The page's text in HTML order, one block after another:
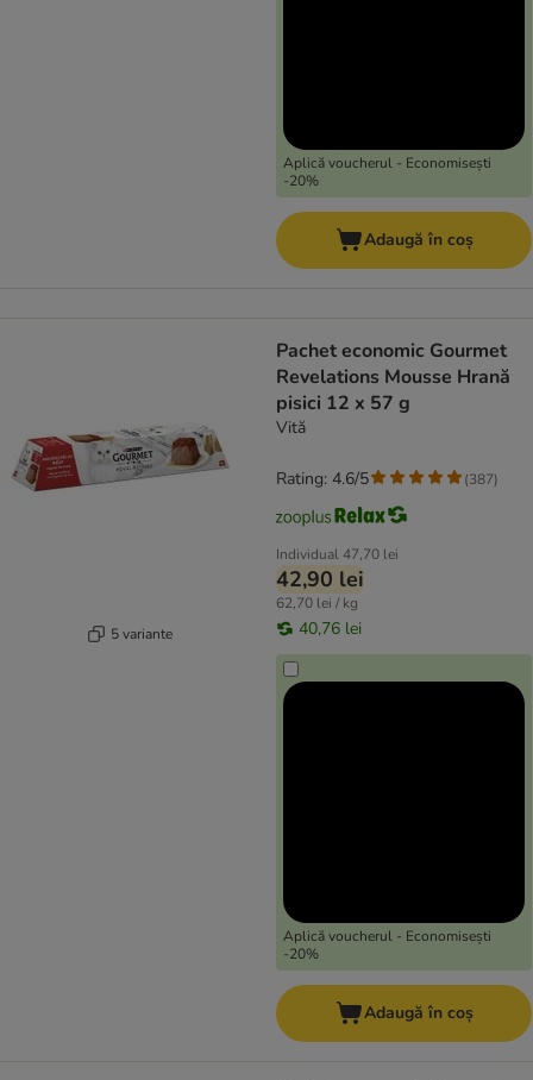
Aplică voucherul - Economisești
-20%
Adaugă în coș
5 variante
Pachet economic Gourmet
Revelations Mousse Hrană
pisici 12 x 57 g
Vită
Individual47,70 lei
42,90 lei
62,70 lei / kg
40,76 lei
Aplică voucherul - Economisești
-20%
Rating: 4.6/5 (387)
Adaugă în coș